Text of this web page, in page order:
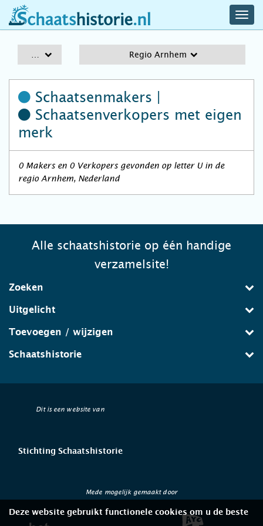
schaatshistorie.nl
Regio Arnhem
Schaatsenmakers |
Schaatsenverkopers met eigen
merk
0 Makers en 0 Verkopers gevonden op letter U in de
regio Arnhem, Nederland
Alle schaatshistorie op één handige
verzamelsite!
Zoeken
Uitgelicht
Toevoegen / wijzigen
Schaatshistorie
Dit is een website van
Stichting Schaatshistorie
Mede mogelijk gemaakt door
Deze website gebruikt functionele cookies om u de beste